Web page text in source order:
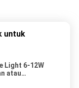
untuk
Light 6-12W
atau